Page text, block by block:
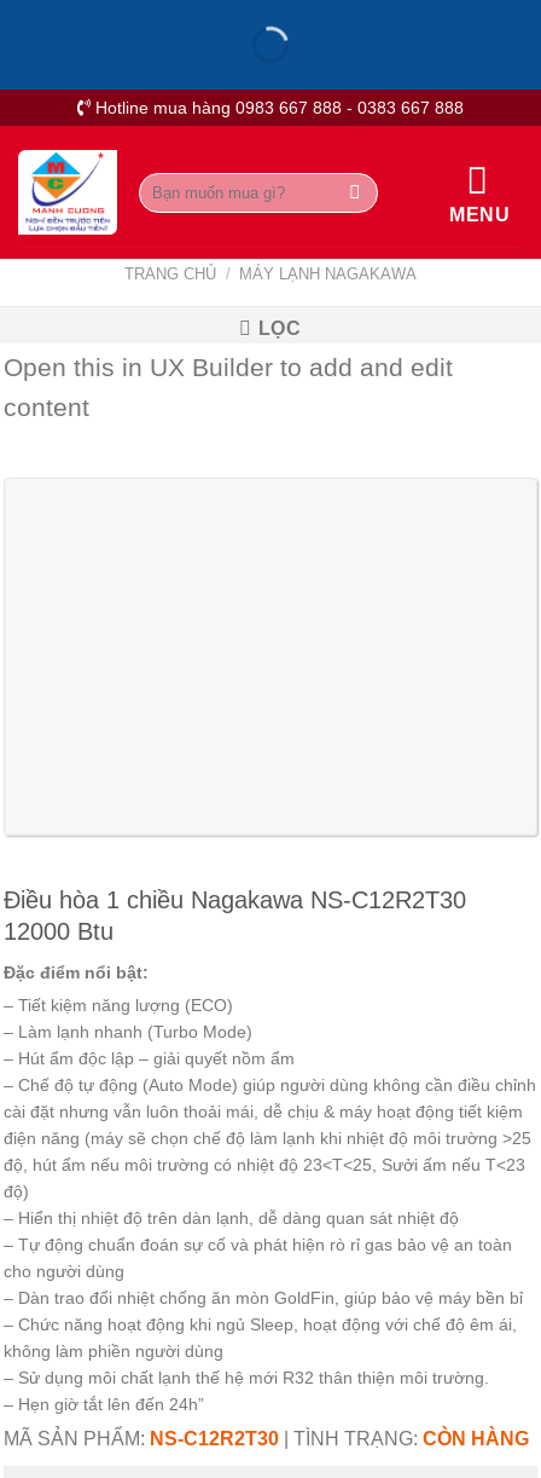
Hotline mua hàng 0983 667 888 - 0383 667 888
Tìm
kiếm:
MENU
TRANG CHỦ / MÁY LẠNH NAGAKAWA
LỌC
Open this in UX Builder to add and edit
content
Điều hòa 1 chiều Nagakawa NS-C12R2T30
12000 Btu
Đặc điểm nổi bật:
– Tiết kiệm năng lượng (ECO)
– Làm lạnh nhanh (Turbo Mode)
– Hút ẩm độc lập – giải quyết nồm ẩm
– Chế độ tự động (Auto Mode) giúp người dùng không cần điều chỉnh
cài đặt nhưng vẫn luôn thoải mái, dễ chịu & máy hoạt động tiết kiệm
điện năng (máy sẽ chọn chế độ làm lạnh khi nhiệt độ môi trường >25
độ, hút ẩm nếu môi trường có nhiệt độ 23<T<25, Sưởi ấm nếu T<23
độ)
– Hiển thị nhiệt độ trên dàn lạnh, dễ dàng quan sát nhiệt độ
– Tự động chuẩn đoán sự cố và phát hiện rò rỉ gas bảo vệ an toàn
cho người dùng
– Dàn trao đổi nhiệt chống ăn mòn GoldFin, giúp bảo vệ máy bền bỉ
– Chức năng hoạt động khi ngủ Sleep, hoạt động với chế độ êm ái,
không làm phiền người dùng
– Sử dụng môi chất lạnh thế hệ mới R32 thân thiện môi trường.
– Hẹn giờ tắt lên đến 24h”
MÃ SẢN PHẨM: NS-C12R2T30 TÌNH TRẠNG: CÒN HÀNG